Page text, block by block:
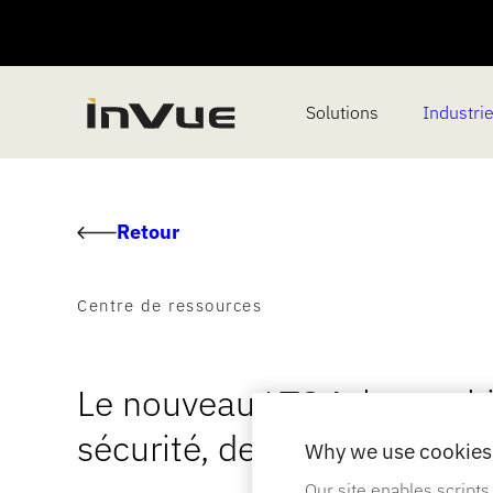
Solutions
Retour
Centre de ressources
Le nouveau LTO4: la
sécurité, de l'expérience
Why we use